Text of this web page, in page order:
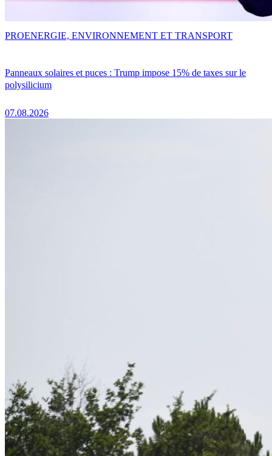
Panneaux solaires et puces : Trump impose 15% de taxes sur le
polysilicium
07.08.2026
PROENERGIE, ENVIRONNEMENT ET TRANSPORT